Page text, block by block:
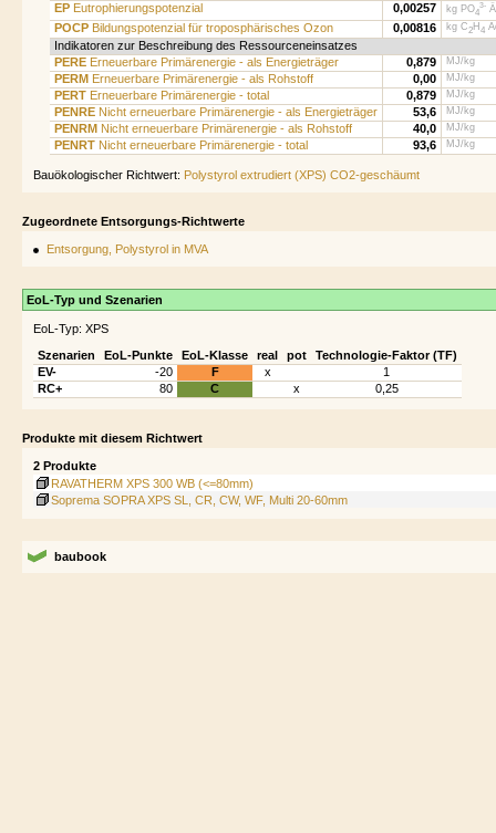
EP Eutrophierungspotenzial 0,00257 kg PO4
3-
POCP Bildungspotenzial für troposphärisches Ozon 0,00816 kg C 2H 4
Indikatoren zur Beschreibung des Ressourceneinsatzes
PERE Erneuerbare Primärenergie - als Energieträger 0,879 MJ/kg
PERM Erneuerbare Primärenergie - als Rohstoff 0,00 MJ/kg
PERT Erneuerbare Primärenergie - total 0,879 MJ/kg
PENRE Nicht erneuerbare Primärenergie - als Energieträger 53,6 MJ/kg
PENRM Nicht erneuerbare Primärenergie - als Rohstoff 40,0 MJ/kg
PENRT Nicht erneuerbare Primärenergie - total 93,6 MJ/kg
Bauökologischer Richtwert: Polystyrol extrudiert (XPS) CO2-geschäumt
Zugeordnete Entsorgungs-Richtwerte
Entsorgung, Polystyrol in MVA
EoL-Typ und Szenarien
EoL-Typ: XPS
Szenarien
EoL-Punkte EoL-Klasse real pot
Technologie-Faktor (TF)
EV-
-20 F x
1
RC+
80 C x 0,25
Produkte mit diesem Richtwert
2 Produkte
RAVATHERM XPS 300 WB (<=80mm)
Soprema SOPRA XPS SL, CR, CW, WF, Multi 20-60mm
baubook